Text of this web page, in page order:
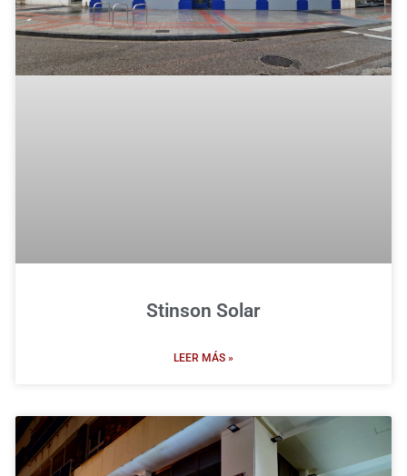
Stinson Solar
LEER MÁS »